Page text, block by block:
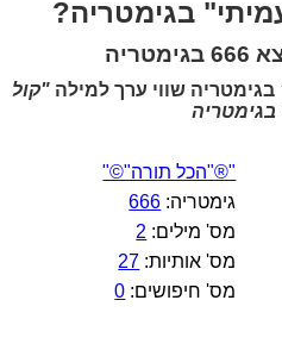
בגימטריה?
בגימטריה שווי ערך למילה "קול
בגימטריה
"®"הכל תורה"©"
גימטריה: 666
מס' מילים: 2
מס' אותיות: 27
מס' חיפושים: 0